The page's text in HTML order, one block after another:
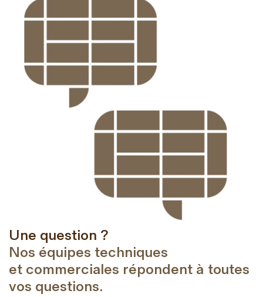
Une question ?
Nos équipes techniques
et commerciales répondent à toutes
vos questions.